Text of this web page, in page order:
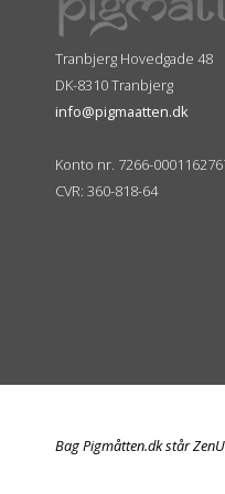
Tranbjerg Hovedgade 48
DK-8310 Tranbjerg
info@pigmaatten.dk
Konto nr. 7266-
CVR: 360-818-64
Bag Pigmåtten.dk står